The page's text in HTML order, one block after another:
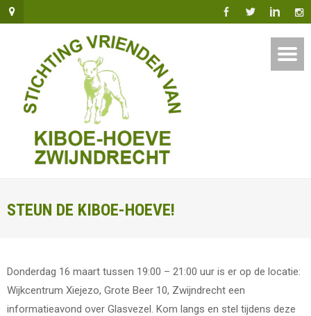
STEUN DE KIBOE-HOEVE!
Donderdag 16 maart tussen 19:00 – 21:00 uur is er op de locatie:
Wijkcentrum Xiejezo, Grote Beer 10, Zwijndrecht een
informatieavond over Glasvezel. Kom langs en stel tijdens deze